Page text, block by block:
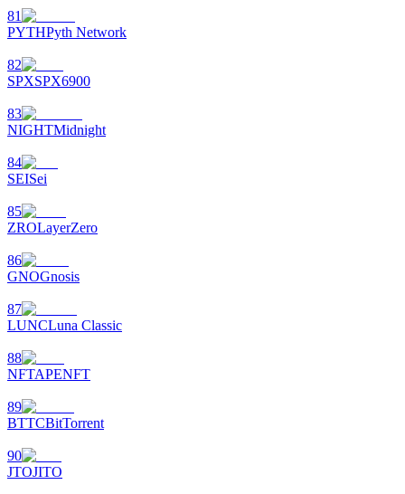
81
PYTHPyth Network
82
SPXSPX6900
83
NIGHTMidnight
84
SEISei
85
ZROLayerZero
86
GNOGnosis
87
LUNCLuna Classic
88
NFTAPENFT
89
BTTCBitTorrent
90
JTOJITO